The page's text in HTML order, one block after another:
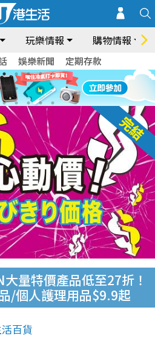
玩樂情報 購物情報
娛樂新聞 定期存款
大量特價產品低至27折！
/個人護理用品$9.9起
百貨